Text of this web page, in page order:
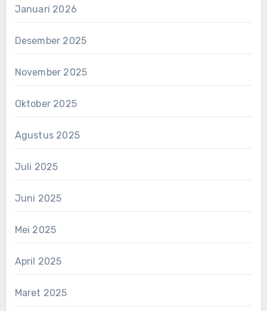
Januari 2026
Desember 2025
November 2025
Oktober 2025
Agustus 2025
Juli 2025
Juni 2025
Mei 2025
April 2025
Maret 2025